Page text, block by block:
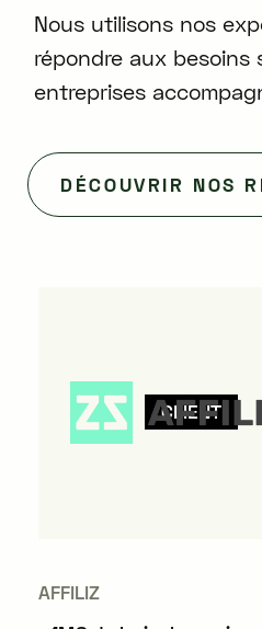
Nous utilisons nos
répondre aux besoins
entreprises
DÉCOUVRIR NOS
CLIENT
AFFILIZ